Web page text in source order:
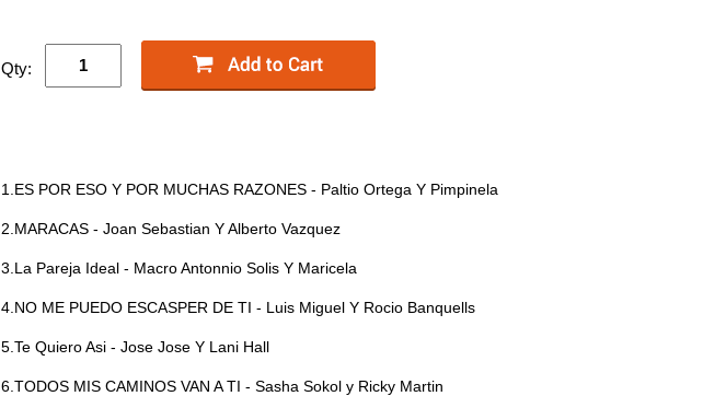
Qty:
1.ES POR ESO Y POR MUCHAS RAZONES - Paltio Ortega Y Pimpinela
2.MARACAS - Joan Sebastian Y Alberto Vazquez
3.La Pareja Ideal - Macro Antonnio Solis Y Maricela
4.NO ME PUEDO ESCASPER DE TI - Luis Miguel Y Rocio Banquells
5.Te Quiero Asi - Jose Jose Y Lani Hall
6.TODOS MIS CAMINOS VAN A TI - Sasha Sokol y Ricky Martin